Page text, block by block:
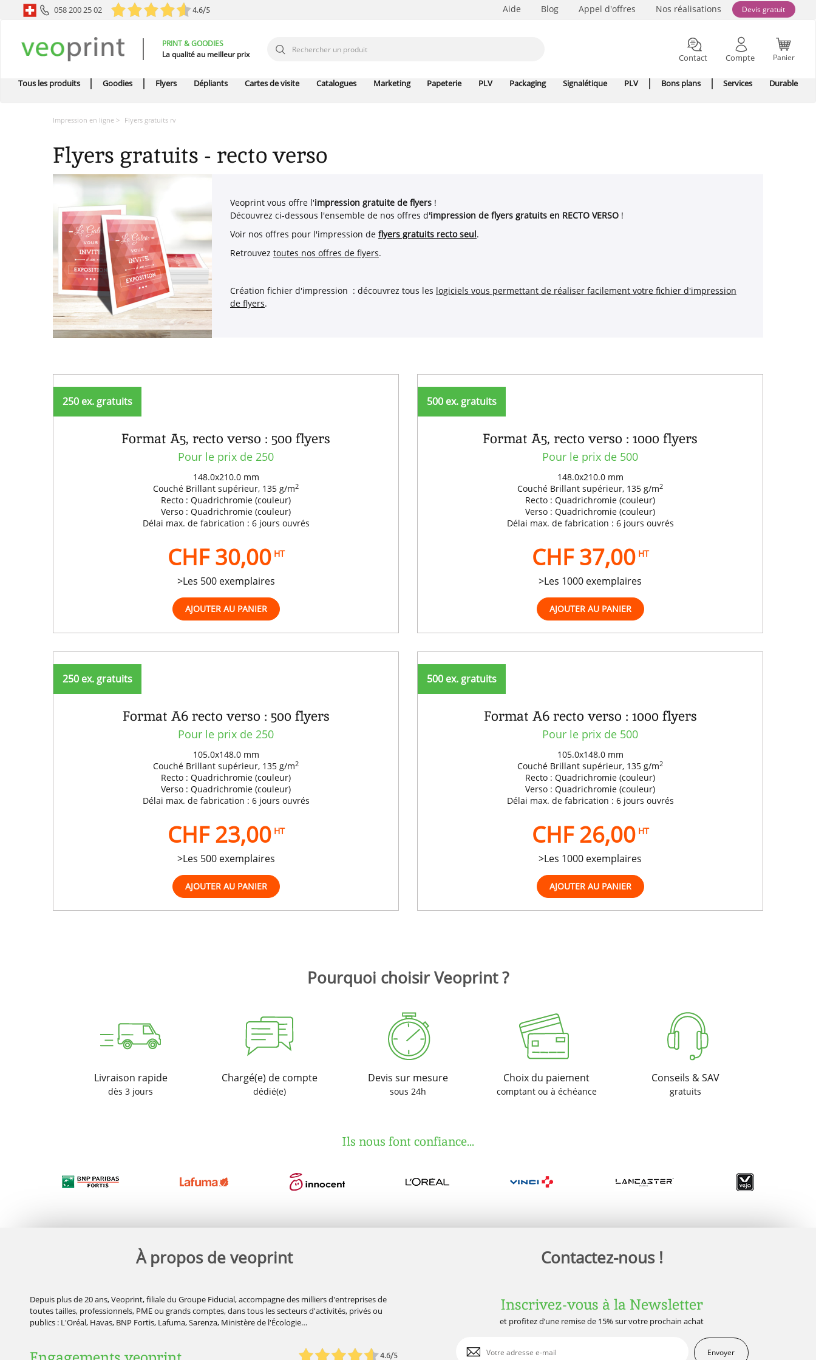
058 200 25 02 4.6/5 Aide Blog Appel d'offres Nos réalisations Devis gratuit
PRINT & GOODIES
La qualité au meilleur prix
Contact Compte Panier
Tous les produits Goodies Flyers Dépliants Cartes de visite Catalogues Marketing Papeterie PLV Packaging Signalétique PLV Bons plans Services Durable
Impression en ligne Flyers gratuits rv
Flyers gratuits - recto verso
Veoprint vous offre l'impression gratuite de flyers !
Découvrez ci-dessous l'ensemble de nos offres d'impression de flyers gratuits en RECTO VERSO !
Voir nos offres pour l'impression de flyers gratuits recto seul.
Retrouvez toutes nos offres de flyers.
Création fichier d'impression : découvrez tous les logiciels vous permettant de réaliser facilement votre fichier d'impression
de flyers.
250 ex. gratuits
Format A5, recto verso : 500 flyers
Pour le prix de 250
148.0x210.0 mm
Couché Brillant supérieur, 135 g/m2
Recto : Quadrichromie (couleur)
Verso : Quadrichromie (couleur)
Délai max. de fabrication : 6 jours ouvrés
CHF 30,00HT
>Les 500 exemplaires
500 ex. gratuits
Format A5, recto verso : 1000 flyers
Pour le prix de 500
148.0x210.0 mm
Couché Brillant supérieur, 135 g/m2
Recto : Quadrichromie (couleur)
Verso : Quadrichromie (couleur)
Délai max. de fabrication : 6 jours ouvrés
CHF 37,00HT
>Les 1000 exemplaires
250 ex. gratuits
Format A6 recto verso : 500 flyers
Pour le prix de 250
105.0x148.0 mm
Couché Brillant supérieur, 135 g/m2
Recto : Quadrichromie (couleur)
Verso : Quadrichromie (couleur)
Délai max. de fabrication : 6 jours ouvrés
CHF 23,00HT
>Les 500 exemplaires
500 ex. gratuits
Format A6 recto verso : 1000 flyers
Pour le prix de 500
105.0x148.0 mm
Couché Brillant supérieur, 135 g/m2
Recto : Quadrichromie (couleur)
Verso : Quadrichromie (couleur)
Délai max. de fabrication : 6 jours ouvrés
CHF 26,00HT
>Les 1000 exemplaires
Pourquoi choisir Veoprint ?
Livraison rapide
dès 3 jours
Chargé(e) de compte
dédié(e)
Devis sur mesure
sous 24h
Choix du paiement
comptant ou à échéance
Conseils & SAV
gratuits
Ils nous font confiance...
À propos de veoprint
Depuis plus de 20 ans, Veoprint, filiale du Groupe Fiducial, accompagne des milliers d'entreprises de
toutes tailles, professionnels, PME ou grands comptes, dans tous les secteurs d'activités, privés ou
publics : L'Oréal, Havas, BNP Fortis, Lafuma, Sarenza, Ministère de l'Écologie…
4.6/5
Contactez-nous !
Inscrivez-vous à la Newsletter
et profitez d’une remise de 15% sur votre prochain achat
Envoyer